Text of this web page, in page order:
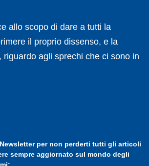
allo scopo di dare a tutti la
il proprio dissenso, e la
riguardo agli sprechi che ci sono in
Newsletterper non perderti tutti gli articoli
sempre aggiornato sul mondo degli